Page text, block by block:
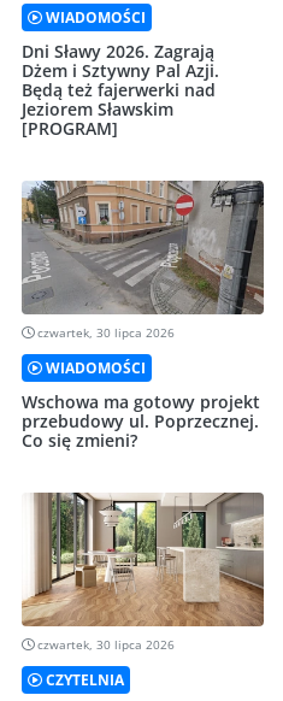
WIADOMOŚCI
Dni Sławy 2026. Zagrają
Dżem i Sztywny Pal Azji.
Będą też fajerwerki nad
Jeziorem Sławskim
[PROGRAM]
czwartek, 30 lipca 2026
WIADOMOŚCI
Wschowa ma gotowy projekt
przebudowy ul. Poprzecznej.
Co się zmieni?
czwartek, 30 lipca 2026
CZYTELNIA